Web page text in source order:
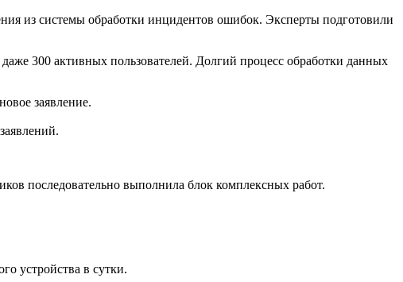
из системы обработки инцидентов ошибок. Эксперты подготовили
300 активных пользователей. Долгий процесс обработки данных
заявление.
последовательно выполнила блок комплексных работ.
устройства в сутки.